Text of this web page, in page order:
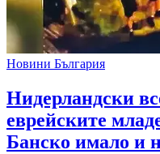
Новини България
Нидерландски
еврейските
Банско имало и